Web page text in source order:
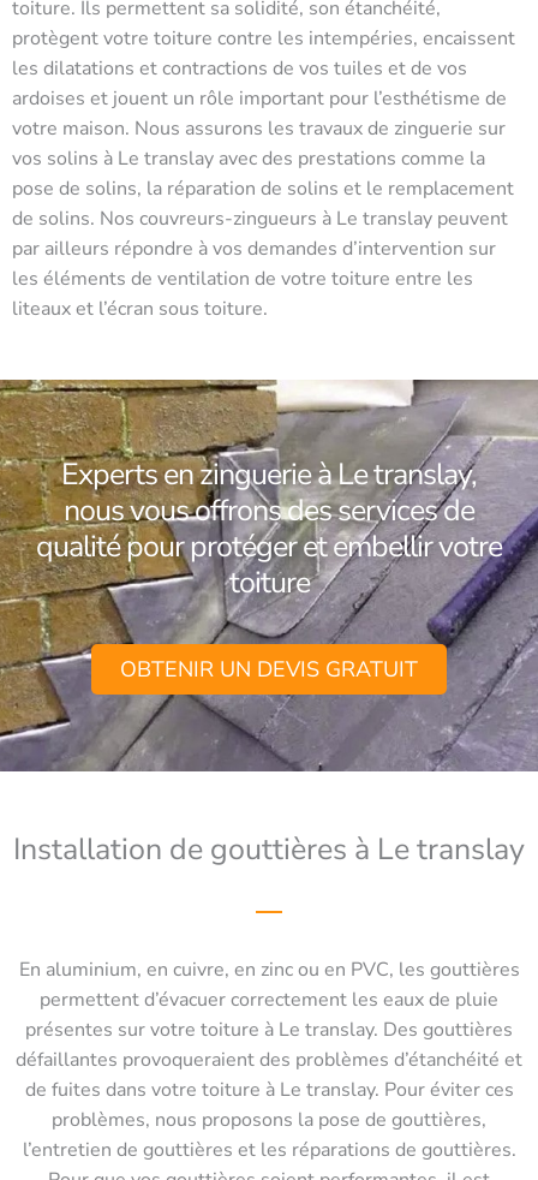
toiture. Ils permettent sa solidité, son étanchéité,
protègent votre toiture contre les intempéries, encaissent
les dilatations et contractions de vos tuiles et de vos
ardoises et jouent un rôle important pour l’esthétisme de
votre maison. Nous assurons les travaux de zinguerie sur
vos solins à Le translay avec des prestations comme la
pose de solins, la réparation de solins et le remplacement
de solins. Nos couvreurs-zingueurs à Le translay peuvent
par ailleurs répondre à vos demandes d’intervention sur
les éléments de ventilation de votre toiture entre les
liteaux et l’écran sous toiture.
Experts en zinguerie à Le translay,
nous vous offrons des services de
qualité pour protéger et embellir votre
toiture
OBTENIR UN DEVIS GRATUIT
Installation de gouttières à Le translay
En aluminium, en cuivre, en zinc ou en PVC, les gouttières
permettent d’évacuer correctement les eaux de pluie
présentes sur votre toiture à Le translay. Des gouttières
défaillantes provoqueraient des problèmes d’étanchéité et
de fuites dans votre toiture à Le translay. Pour éviter ces
problèmes, nous proposons la pose de gouttières,
l’entretien de gouttières et les réparations de gouttières.